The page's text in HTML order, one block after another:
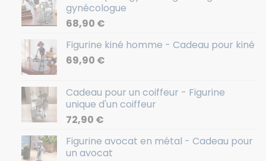
gynécologue
68,90 €
Figurine kiné homme - Cadeau pour kiné
69,90 €
Cadeau pour un coiffeur - Figurine
unique d'un coiffeur
72,90 €
Figurine avocat en métal - Cadeau pour
un avocat